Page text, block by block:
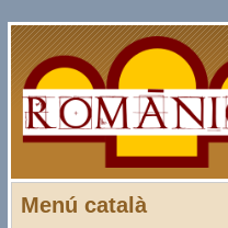
Vés al contingut
Menú català